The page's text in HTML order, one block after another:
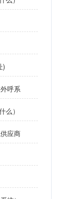
)
呼系
么）
应商